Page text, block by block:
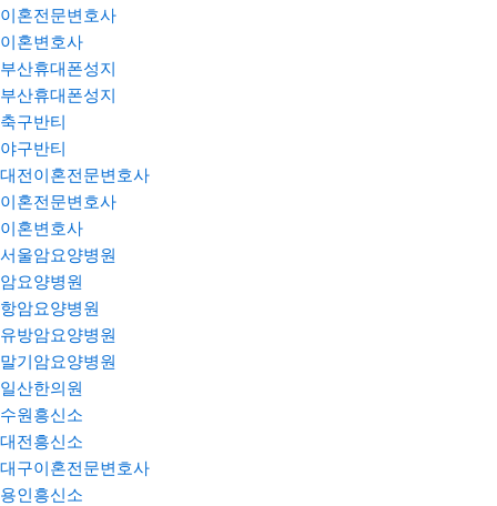
이혼전문변호사
이혼변호사
부산휴대폰성지
부산휴대폰성지
축구반티
야구반티
대전이혼전문변호사
이혼전문변호사
이혼변호사
서울암요양병원
암요양병원
항암요양병원
유방암요양병원
말기암요양병원
일산한의원
수원흥신소
대전흥신소
대구이혼전문변호사
용인흥신소